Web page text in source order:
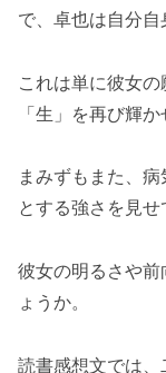
で、卓也は自分自
これは単に彼女
「生」を再び輝
まみずもまた、
とする強さを見せ
彼女の明るさや
ょうか。
読書感想文では